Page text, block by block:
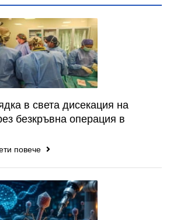
в света дисекация на
безкръвна операция в
повече